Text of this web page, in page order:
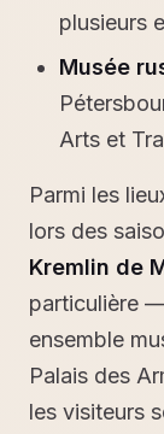
plusieurs
Musée
Arts et
Parmi les
lors des
Kremlin de
particulière
ensemble
Palais des
les visiteurs